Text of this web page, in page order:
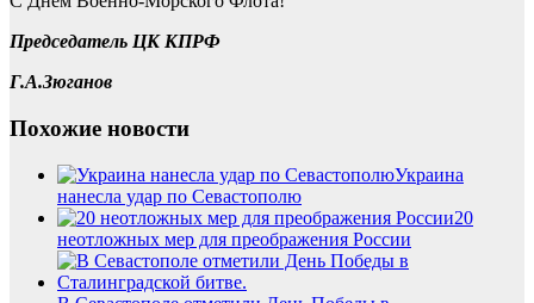
Председатель ЦК КПРФ
Г.А.Зюганов
Похожие новости
Украина
нанесла удар по Севастополю
20
неотложных мер для преображения России